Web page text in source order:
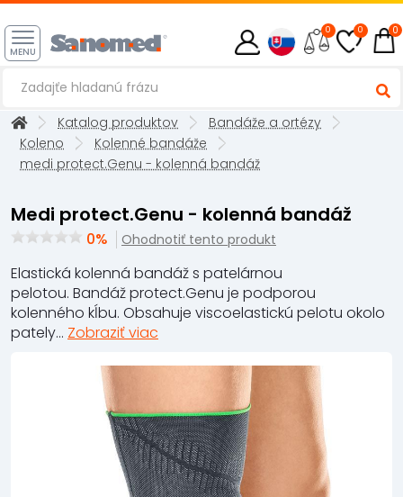
MENU
0 0 0
Katalog produktov
Bandáže a ortézy
Koleno
Kolenné bandáže
medi protect.Genu - kolenná bandáž
medi protect.Genu - kolenná bandáž
0% Ohodnotiť tento produkt
Elastická kolenná bandáž s patelárnou
pelotou. Bandáž protect.Genu je podporou
kolenného kĺbu. Obsahuje viscoelastickú pelotu okolo
pately... Zobraziť viac